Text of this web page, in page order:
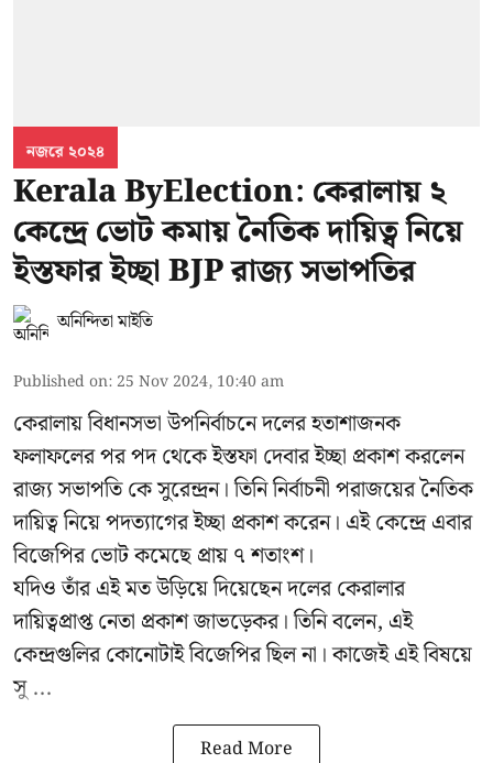
নজরে ২০২৪
Kerala ByElection: কেরালায় ২
কেন্দ্রে ভোট কমায় নৈতিক দায়িত্ব নিয়ে
ইস্তফার ইচ্ছা BJP রাজ্য সভাপতির
অনিন্দিতা মাইতি
Published on: 25 Nov 2024, 10:40 am
কেরালায় বিধানসভা উপনির্বাচনে দলের হতাশাজনক
ফলাফলের পর পদ থেকে ইস্তফা দেবার ইচ্ছা প্রকাশ করলেন
রাজ্য সভাপতি কে সুরেন্দ্রন। তিনি নির্বাচনী পরাজয়ের নৈতিক
দায়িত্ব নিয়ে পদত্যাগের ইচ্ছা প্রকাশ করেন। এই কেন্দ্রে এবার
বিজেপির ভোট কমেছে প্রায় ৭ শতাংশ।
যদিও তাঁর এই মত উড়িয়ে দিয়েছেন দলের কেরালার
দায়িত্বপ্রাপ্ত নেতা প্রকাশ জাভড়েকর। তিনি বলেন, এই
কেন্দ্রগুলির কোনোটাই বিজেপির ছিল না। কাজেই এই বিষয়ে
সু ...
Read More